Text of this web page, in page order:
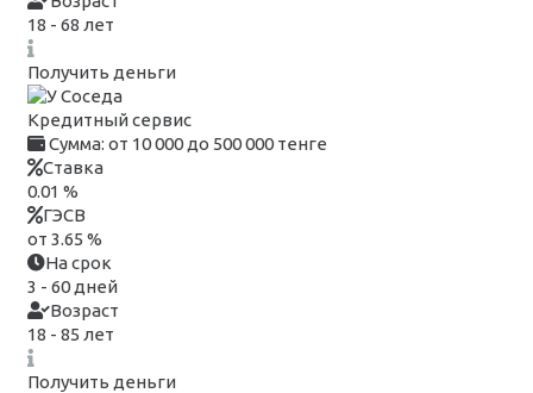
18 - 68 лет
Получить деньги
Кредитный сервис
Сумма: от 10 000 до 500 000 тенге
Ставка
0.01 %
ГЭСВ
от 3.65 %
На срок
3 - 60 дней
Возраст
18 - 85 лет
Получить деньги